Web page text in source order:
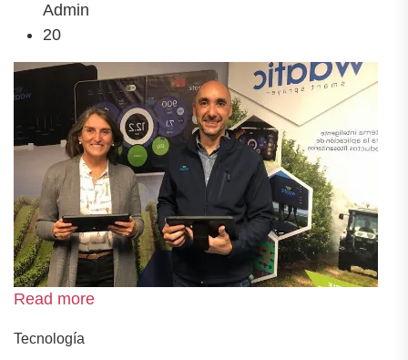
Admin
20
Read more
Tecnología